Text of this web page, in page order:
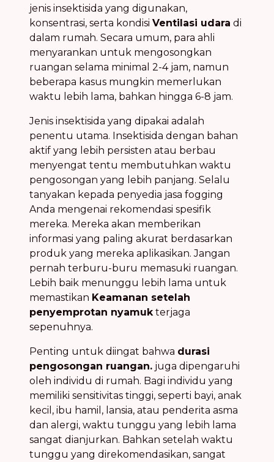
jenis insektisida yang digunakan,
konsentrasi, serta kondisi Ventilasi udara di
dalam rumah. Secara umum, para ahli
menyarankan untuk mengosongkan
ruangan selama minimal 2-4 jam, namun
beberapa kasus mungkin memerlukan
waktu lebih lama, bahkan hingga 6-8 jam.
Jenis insektisida yang dipakai adalah
penentu utama. Insektisida dengan bahan
aktif yang lebih persisten atau berbau
menyengat tentu membutuhkan waktu
pengosongan yang lebih panjang. Selalu
tanyakan kepada penyedia jasa fogging
Anda mengenai rekomendasi spesifik
mereka. Mereka akan memberikan
informasi yang paling akurat berdasarkan
produk yang mereka aplikasikan. Jangan
pernah terburu-buru memasuki ruangan.
Lebih baik menunggu lebih lama untuk
memastikan Keamanan setelah
penyemprotan nyamuk terjaga
sepenuhnya.
Penting untuk diingat bahwa durasi
pengosongan ruangan. juga dipengaruhi
oleh individu di rumah. Bagi individu yang
memiliki sensitivitas tinggi, seperti bayi, anak
kecil, ibu hamil, lansia, atau penderita asma
dan alergi, waktu tunggu yang lebih lama
sangat dianjurkan. Bahkan setelah waktu
tunggu yang direkomendasikan, sangat